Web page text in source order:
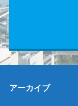
アーカイブ